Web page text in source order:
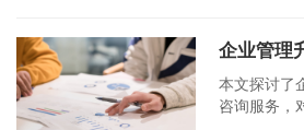
本文探讨了
咨询服务，